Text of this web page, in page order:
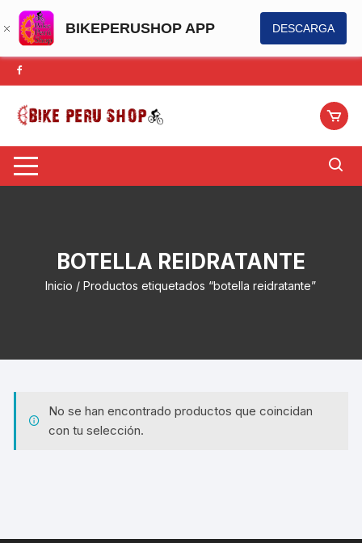
BIKEPERUSHOP APP DESCARGA
Saltar
al
contenido
BOTELLA REIDRATANTE
Inicio / Productos etiquetados “botella reidratante”
No se han encontrado productos que coincidan
con tu selección.